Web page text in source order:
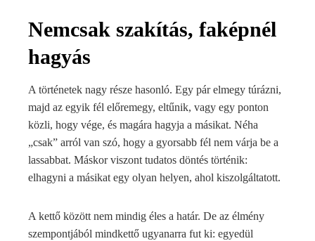
Nemcsak szakítás, faképnél
hagyás
A történetek nagy része hasonló. Egy pár elmegy túrázni,
majd az egyik fél előremegy, eltűnik, vagy egy ponton
közli, hogy vége, és magára hagyja a másikat. Néha
„csak” arról van szó, hogy a gyorsabb fél nem várja be a
lassabbat. Máskor viszont tudatos döntés történik:
elhagyni a másikat egy olyan helyen, ahol kiszolgáltatott.
A kettő között nem mindig éles a határ. De az élmény
szempontjából mindkettő ugyanarra fut ki: egyedül